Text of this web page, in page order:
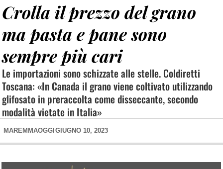
Crolla il prezzo del grano
ma pasta e pane sono
sempre più cari
Le importazioni sono schizzate alle stelle. Coldiretti
Toscana: «In Canada il grano viene coltivato utilizzando
glifosato in preraccolta come disseccante, secondo
modalità vietate in Italia»
MAREMMAOGGI GIUGNO 10, 2023